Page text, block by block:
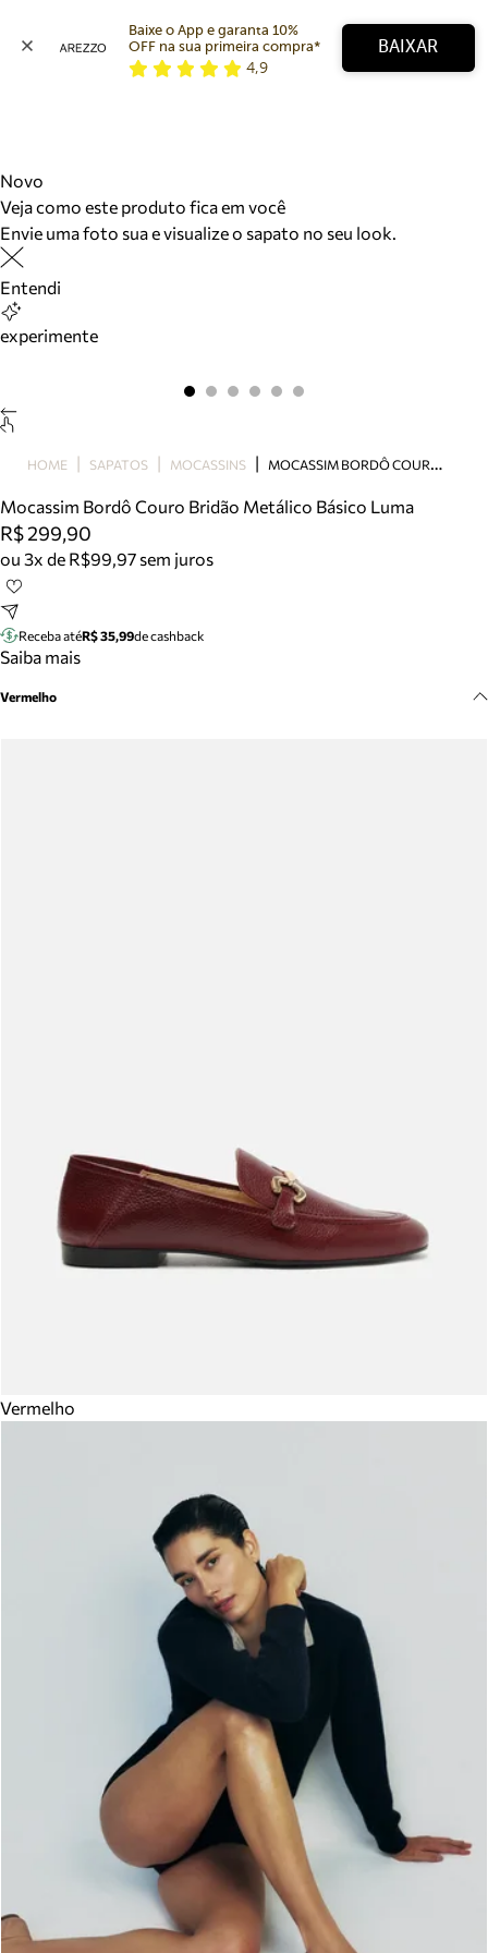
Scarpin
Mocassim
Sapatilha
Tamanco
Tire dúvidas sobre pedidos, devoluções e mais.
Meus pedidos
Acompanhe seus pedidos e solicite devoluções.
Baixe o App e garanta 10%
OFF na sua primeira compra*
4,9
BAIXAR
Novo
Veja como este produto fica em você
Envie uma foto sua e visualize o sapato no seu look.
Entendi
experimente
HOME SAPATOS MOCASSINS M
OCASSIM BORDÔ COURO BRIDÃO METÁLICO BÁSICO LUMA
Mocassim Bordô Couro Bridão Metálico Básico Luma
R$ 299,90
ou 3x de R$99,97 sem juros
Receba atéR$ 35,99de cashback
Saiba mais
Vermelho
Vermelho